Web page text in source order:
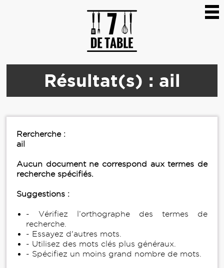
Résultat(s) : ail
Rercherche :
ail
Aucun document ne correspond aux termes de
recherche spécifiés.
Suggestions :
- Vérifiez l’orthographe des termes de
recherche.
- Essayez d'autres mots.
- Utilisez des mots clés plus généraux.
- Spécifiez un moins grand nombre de mots.